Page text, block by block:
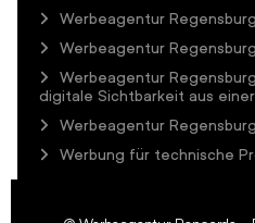
Werbeagentur Regensburg
Werbeagentur
Werbeagentur
digitale Sichtbarkeit aus
Werbeagentur
Werbung für technische